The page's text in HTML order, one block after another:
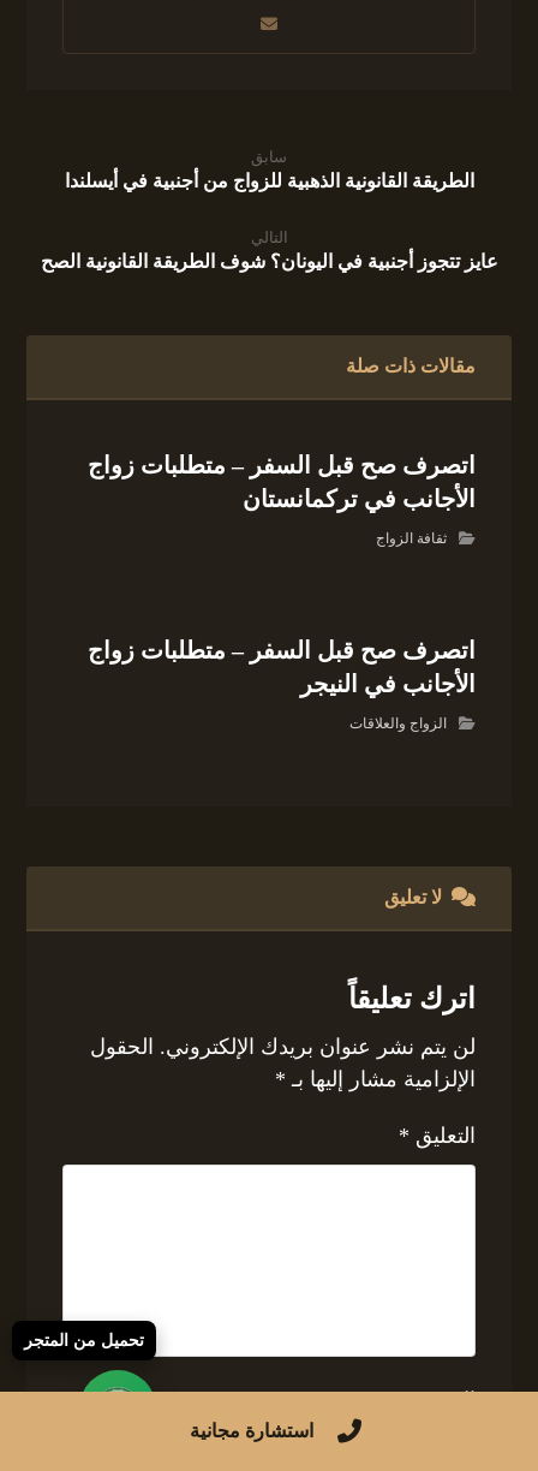
سابق
الطريقة القانونية الذهبية للزواج من أجنبية في أيسلندا
التالي
عايز تتجوز أجنبية في اليونان؟ شوف الطريقة القانونية الصح
مقالات ذات صلة
اتصرف صح قبل السفر – متطلبات زواج
الأجانب في تركمانستان
ثقافة الزواج
اتصرف صح قبل السفر – متطلبات زواج
الأجانب في النيجر
الزواج والعلاقات
لا تعليق
اترك تعليقاً
لن يتم نشر عنوان بريدك الإلكتروني. الحقول
الإلزامية مشار إليها بـ *
التعليق *
الاسم
استشارة مجانية
تحميل من المتجر